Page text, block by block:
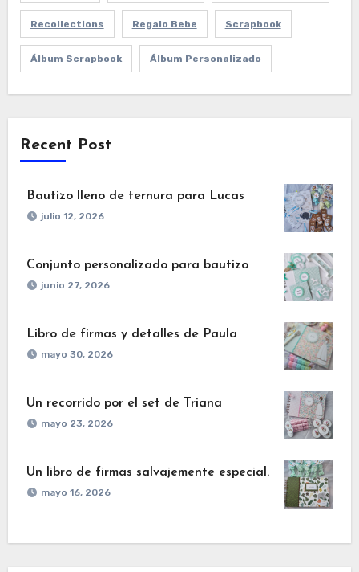
Recollections Regalo Bebe Scrapbook
Álbum Scrapbook Álbum Personalizado
Recent Post
Bautizo lleno de ternura para Lucas
julio 12, 2026
Conjunto personalizado para bautizo
junio 27, 2026
Libro de firmas y detalles de Paula
mayo 30, 2026
Un recorrido por el set de Triana
mayo 23, 2026
Un libro de firmas salvajemente especial.
mayo 16, 2026